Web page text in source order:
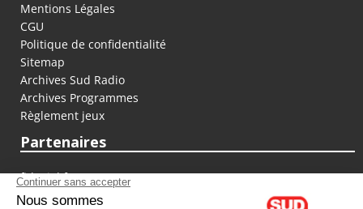
Mentions Légales
CGU
Politique de confidentialité
Sitemap
Archives Sud Radio
Archives Programmes
Règlement jeux
Partenaires
fiducial.fr
lyoncapitale.fr